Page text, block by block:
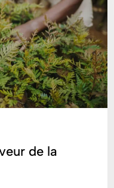
de la